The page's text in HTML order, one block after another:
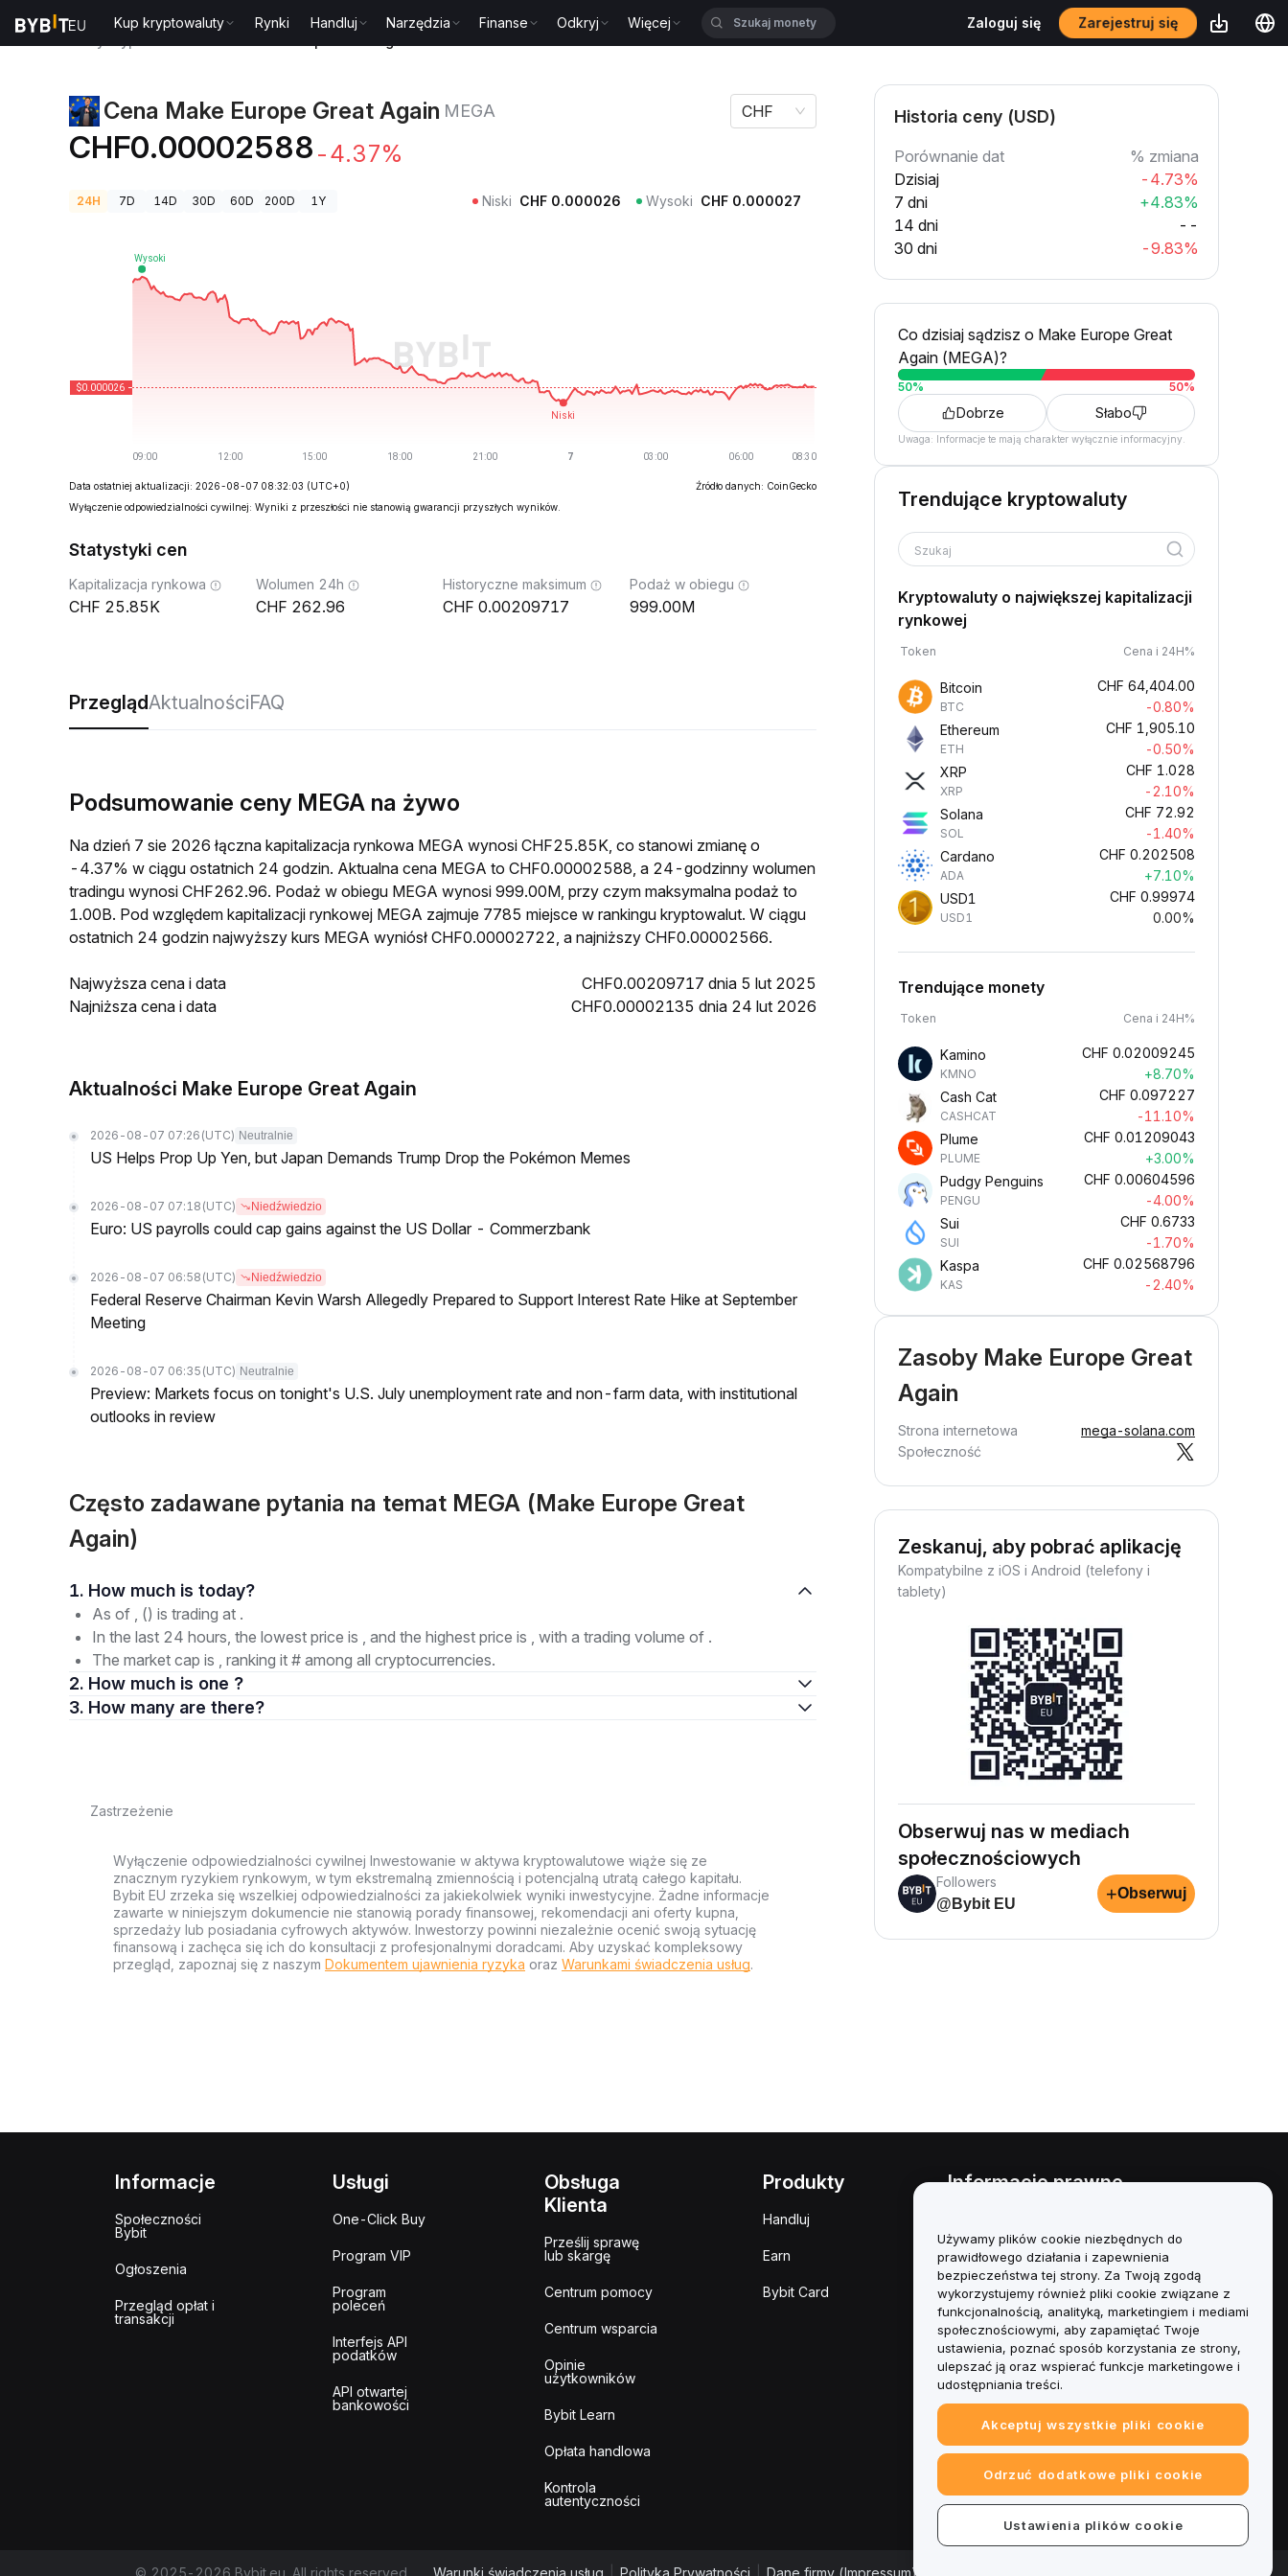
Kup kryptowaluty Rynki Handluj Narzędzia Finanse Odkryj Więcej Zaloguj się Zarejestruj się
Cena Make Europe Great Again MEGA
CHF0.00002588 -4.37%
CHF
24H 7D 14D 30D 60D 200D 1Y Niski CHF 0.000026 Wysoki CHF 0.000027
Data ostatniej aktualizacji: 2026-08-07 08:32:03 (UTC+0)
Źródło danych: CoinGecko
Wyłączenie odpowiedzialności cywilnej: Wyniki z przeszłości nie stanowią gwarancji przyszłych wyników.
Statystyki cen
Kapitalizacja rynkowa
25.85K
Wolumen 24h
262.96
Historyczne maksimum
0.00209717
Podaż w obiegu
999.00M
PrzeglądAktualnościFAQ
Podsumowanie ceny MEGA na żywo
Na dzień 7 sie 2026 łączna kapitalizacja rynkowa MEGA wynosi CHF25.85K, co stanowi zmianę o
-4.37% w ciągu ostatnich 24 godzin. Aktualna cena MEGA to CHF0.00002588, a 24-godzinny wolumen
tradingu wynosi CHF262.96. Podaż w obiegu MEGA wynosi 999.00M, przy czym maksymalna podaż to
1.00B. Pod względem kapitalizacji rynkowej MEGA zajmuje 7785 miejsce w rankingu kryptowalut. W ciągu
ostatnich 24 godzin najwyższy kurs MEGA wyniósł CHF0.00002722, a najniższy CHF0.00002566.
Najwyższa cena i data
CHF0.00209717 dnia 5 lut 2025
Najniższa cena i data
CHF0.00002135 dnia 24 lut 2026
Aktualności Make Europe Great Again
2026-08-07 07:26 (UTC) Neutralnie
US Helps Prop Up Yen, but Japan Demands Trump Drop the Pokémon Memes
2026-08-07 07:18 (UTC) Niedźwiedzio
Euro: US payrolls could cap gains against the US Dollar - Commerzbank
2026-08-07 06:58 (UTC) Niedźwiedzio
Federal Reserve Chairman Kevin Warsh Allegedly Prepared to Support Interest Rate Hike at September
Meeting
2026-08-07 06:35 (UTC) Neutralnie
Preview: Markets focus on tonight's U.S. July unemployment rate and non-farm data, with institutional
outlooks in review
Często zadawane pytania na temat MEGA (Make Europe Great
Again)
1. How much is today?
As of , () is trading at .
In the last 24 hours, the lowest price is , and the highest price is , with a trading volume of .
The market cap is , ranking it # among all cryptocurrencies.
2. How much is one ?
3. How many are there?
Zastrzeżenie
Wyłączenie odpowiedzialności cywilnej Inwestowanie w aktywa kryptowalutowe wiąże się ze
znacznym ryzykiem rynkowym, w tym ekstremalną zmiennością i potencjalną utratą całego kapitału.
Bybit EU zrzeka się wszelkiej odpowiedzialności za jakiekolwiek wyniki inwestycyjne. Żadne informacje
zawarte w niniejszym dokumencie nie stanowią porady finansowej, rekomendacji ani oferty kupna,
sprzedaży lub posiadania cyfrowych aktywów. Inwestorzy powinni niezależnie ocenić swoją sytuację
finansową i zachęca się ich do konsultacji z profesjonalnymi doradcami. Aby uzyskać kompleksowy
przegląd, zapoznaj się z naszym Dokumentem ujawnienia ryzyka oraz Warunkami świadczenia usług.
Historia ceny (USD)
Porównanie dat
% zmiana
Dzisiaj
-4.73%
7 dni
+4.83%
14 dni
--
30 dni
-9.83%
Co dzisiaj sądzisz o Make Europe Great
Again (MEGA)?
50% 50%
Dobrze Słabo
Uwaga: Informacje te mają charakter wyłącznie informacyjny.
Trendujące kryptowaluty
Szukaj
Kryptowaluty o największej kapitalizacji
rynkowej
Token Cena i 24H%
Bitcoin
BTC
CHF 64,404.00
-0.80%
Ethereum
ETH
CHF 1,905.10
-0.50%
XRP
XRP
CHF 1.028
-2.10%
Solana
SOL
CHF 72.92
-1.40%
Cardano
ADA
CHF 0.202508
+7.10%
USD1
USD1
CHF 0.99974
0.00%
Trendujące monety
Token Cena i 24H%
Kamino
KMNO
CHF 0.02009245
+8.70%
Cash Cat
CASHCAT
CHF 0.097227
-11.10%
Plume
PLUME
CHF 0.01209043
+3.00%
Pudgy Penguins
PENGU
CHF 0.00604596
-4.00%
Sui
SUI
CHF 0.6733
-1.70%
Kaspa
KAS
CHF 0.02568796
-2.40%
Zasoby Make Europe Great
Again
Strona internetowa
mega-solana.com
Społeczność
Zeskanuj, aby pobrać aplikację
Kompatybilne z iOS i Android (telefony i
tablety)
Obserwuj nas w mediach
społecznościowych
Followers
@Bybit EU
+Obserwuj
Informacje
Społeczności
Bybit
Ogłoszenia
Przegląd opłat i
transakcji
Usługi
One-Click Buy
Program VIP
Program
poleceń
Interfejs API
podatków
API otwartej
bankowości
Obsługa
Klienta
Prześlij sprawę
lub skargę
Centrum pomocy
Centrum wsparcia
Opinie
użytkowników
Bybit Learn
Opłata handlowa
Kontrola
autentyczności
Produkty
Handluj
Earn
Bybit Card
Informacje prawne
interesów
Podsumowanie polityki
powiernictwa i zarządzania
Informacje ESG
Biuletyny informacyjne
kryptoaktywów
© 2025-2026 Bybit.eu. All rights reserved. Warunki świadczenia usług Polityka Prywatności Dane firmy (Impressum)
Używamy plików cookie niezbędnych do
prawidłowego działania i zapewnienia
bezpieczeństwa tej strony. Za Twoją zgodą
wykorzystujemy również pliki cookie związane z
funkcjonalnością, analityką, marketingiem i mediami
społecznościowymi, aby zapamiętać Twoje
ustawienia, poznać sposób korzystania ze strony,
ulepszać ją oraz wspierać funkcje marketingowe i
udostępniania treści.
Akceptuj wszystkie pliki cookie
Odrzuć dodatkowe pliki cookie
Ustawienia plików cookie